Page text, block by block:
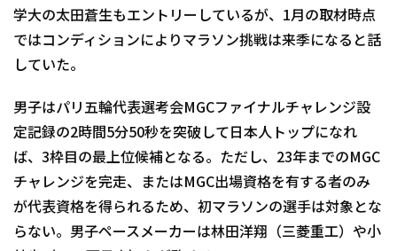
学大の太田蒼生もエントリーしているが、1月の取材時点
ではコンディションによりマラソン挑戦は来季になると話
していた。
男子はパリ五輪代表選考会MGCファイナルチャレンジ設
定記録の2時間5分50秒を突破して日本人トップになれ
ば、3枠目の最上位候補となる。ただし、23年までのMGC
チャレンジを完走、またはMGC出場資格を有する者のみ
が代表資格を得られるため、初マラソンの選手は対象とな
らない。男子ペースメーカーは林田洋翔（三菱重工）や小